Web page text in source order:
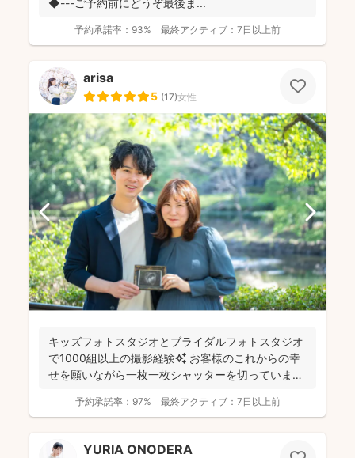
◆---ご予約前にどうぞ最後ま...
予約承諾率： 93% 最終アクティブ： 7日以上前
arisa
5 (17)女性
キッズフォトスタジオとブライダルフォトスタジオ
で1000組以上の撮影経験✨ お客様のこれからの幸
せを願いながら一枚一枚シャッターを切っています
予約承諾率： 97% 最終アクティブ： 7日以上前
YURIA ONODERA